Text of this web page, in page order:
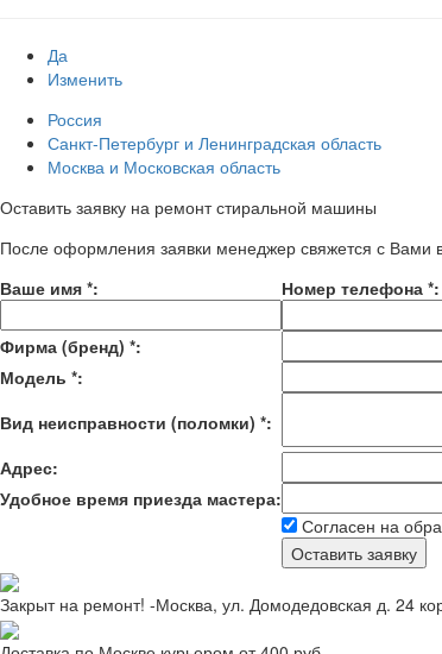
Да
Изменить
Россия
Санкт-Петербург и Ленинградская область
Москва и Московская область
Оставить заявку на ремонт стиральной машины
После оформления заявки менеджер свяжется с Вами
Ваше имя *: Номер телефона *:
Фирма (бренд) *:
Модель *:
Вид неисправности (поломки) *:
Адрес:
Удобное время приезда мастера:
Согласен на
Закрыт на ремонт! -Москва, ул. Домодедовская д. 24